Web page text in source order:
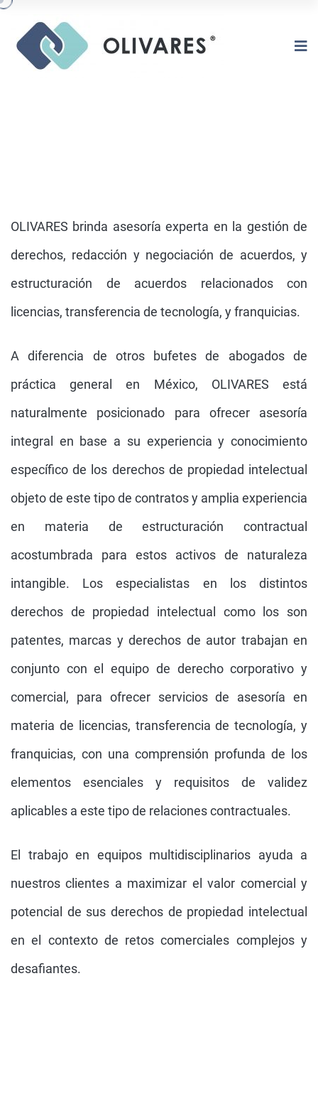
LICENCIAS, FRANQUICIAS Y
TRANSFERENCIA DE TECNOLOGÍA
OLIVARES brinda asesoría experta en la gestión de
derechos, redacción y negociación de acuerdos, y
estructuración de acuerdos relacionados con
licencias, transferencia de tecnología, y franquicias.
A diferencia de otros bufetes de abogados de
práctica general en México, OLIVARES está
naturalmente posicionado para ofrecer asesoría
integral en base a su experiencia y conocimiento
específico de los derechos de propiedad intelectual
objeto de este tipo de contratos y amplia experiencia
en materia de estructuración contractual
acostumbrada para estos activos de naturaleza
intangible. Los especialistas en los distintos
derechos de propiedad intelectual como los son
patentes, marcas y derechos de autor trabajan en
conjunto con el equipo de derecho corporativo y
comercial, para ofrecer servicios de asesoría en
materia de licencias, transferencia de tecnología, y
franquicias, con una comprensión profunda de los
elementos esenciales y requisitos de validez
aplicables a este tipo de relaciones contractuales.
El trabajo en equipos multidisciplinarios ayuda a
nuestros clientes a maximizar el valor comercial y
potencial de sus derechos de propiedad intelectual
en el contexto de retos comerciales complejos y
desafiantes.